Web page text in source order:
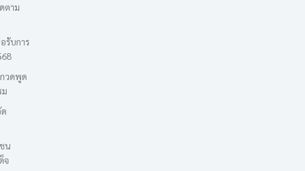
ตาม
รับการ
วดพูด
น
จ